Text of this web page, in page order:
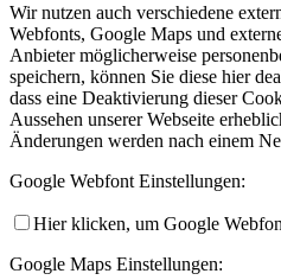
Wir nutzen auch verschiedene
Webfonts, Google Maps und
Anbieter möglicherweise
speichern, können Sie diese hier
dass eine Deaktivierung dieser
Aussehen unserer Webseite
Änderungen werden nach einem
Google Webfont Einstellungen:
Hier klicken, um Google
Google Maps Einstellungen: